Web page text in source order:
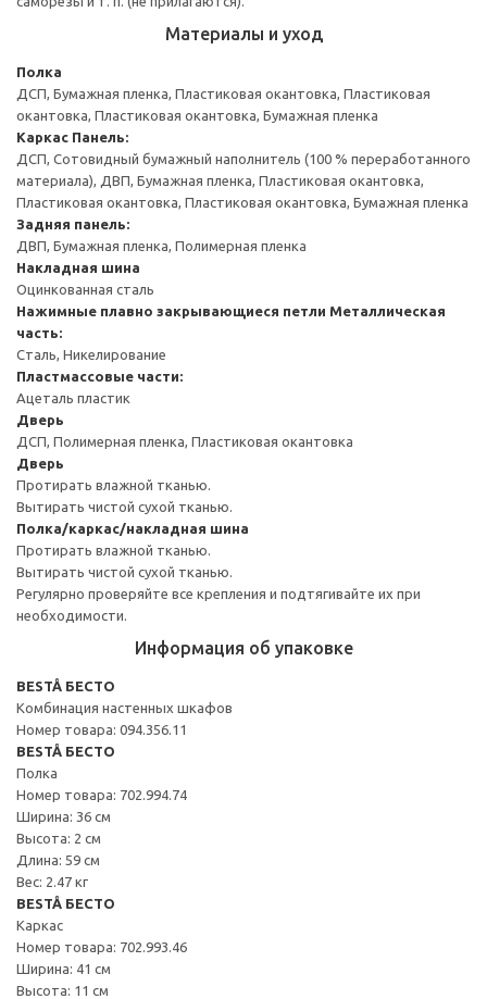
Материалы и уход
Полка
ДСП, Бумажная пленка, Пластиковая окантовка, Пластиковая
окантовка, Пластиковая окантовка, Бумажная пленка
Каркас Панель:
ДСП, Сотовидный бумажный наполнитель (100 % переработанного
материала), ДВП, Бумажная пленка, Пластиковая окантовка,
Пластиковая окантовка, Пластиковая окантовка, Бумажная пленка
Задняя панель:
ДВП, Бумажная пленка, Полимерная пленка
Накладная шина
Оцинкованная сталь
Нажимные плавно закрывающиеся петли Металлическая
часть:
Сталь, Никелирование
Пластмассовые части:
Ацеталь пластик
Дверь
ДСП, Полимерная пленка, Пластиковая окантовка
Дверь
Протирать влажной тканью.
Вытирать чистой сухой тканью.
Полка/каркас/накладная шина
Протирать влажной тканью.
Вытирать чистой сухой тканью.
Регулярно проверяйте все крепления и подтягивайте их при
необходимости.
Информация об упаковке
BESTÅ БЕСТО
Комбинация настенных шкафов
Номер товара: 094.356.11
BESTÅ БЕСТО
Полка
Номер товара: 702.994.74
Ширина: 36 см
Высота: 2 см
Длина: 59 см
Вес: 2.47 кг
BESTÅ БЕСТО
Каркас
Номер товара: 702.993.46
Ширина: 41 см
Высота: 11 см